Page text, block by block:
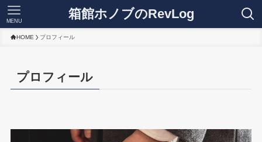
箱館ホノブのRevLog
MENU
HOME プロフィール
プロフィール